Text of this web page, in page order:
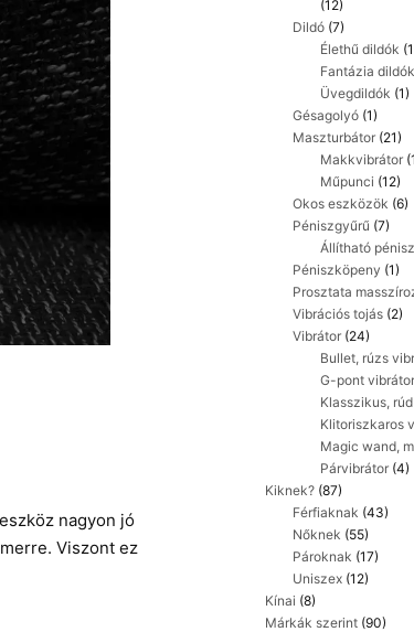
nagyon jó
Viszont ez
(12)
Dildó (7)
Élethű dildók
Fantázia dildók
Üvegdildók (1)
Gésagolyó (1)
Maszturbátor (21)
Makkvibrátor
Műpunci (12)
Okos eszközök (6)
Péniszgyűrű (7)
Állítható
Péniszköpeny (1)
Prosztata
Vibrációs tojás (2)
Vibrátor (24)
Bullet, rúzs
G-pont vibrátor
Klasszikus,
Klitoriszkaros
Magic wand,
Párvibrátor (4)
Kiknek? (87)
Férfiaknak (43)
Nőknek (55)
Pároknak (17)
Uniszex (12)
Kínai (8)
Márkák szerint (90)